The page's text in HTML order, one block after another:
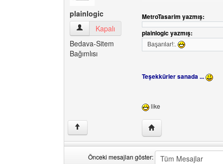
plainlogic
plainlogic Kullanıcının profilini görüntüle
Kapalı
Bedava-Sitem
Bağımlısı
MetroTasarim yazmış:
plainlogic yazmış:
Başarılar!:.
Teşekkürler sanada ...
like
↑ Yazarın web sitesini
Önceki mesajları göster: